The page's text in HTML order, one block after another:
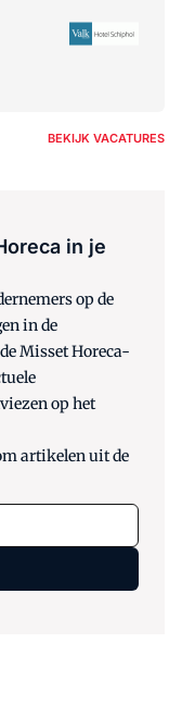
BEKIJK VACATURES
in je
op de
in de
Misset Horeca-
op het
artikelen uit de